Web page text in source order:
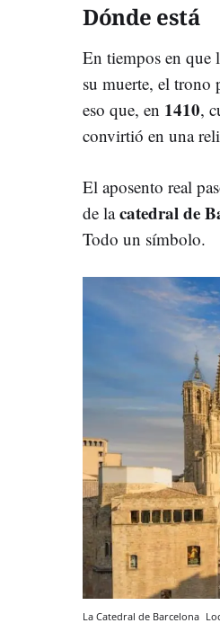
Dónde está
En tiempos en que
su muerte, el trono
eso que, en 1410,
convirtió en una
El aposento real
de lacatedral de
Todo un símbolo.
La Catedral de Barcelona